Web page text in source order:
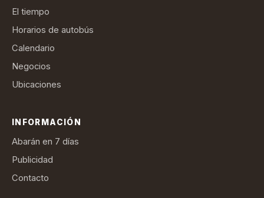
El tiempo
Horarios de autobús
Calendario
Negocios
Ubicaciones
INFORMACIÓN
Abarán en 7 días
Publicidad
Contacto